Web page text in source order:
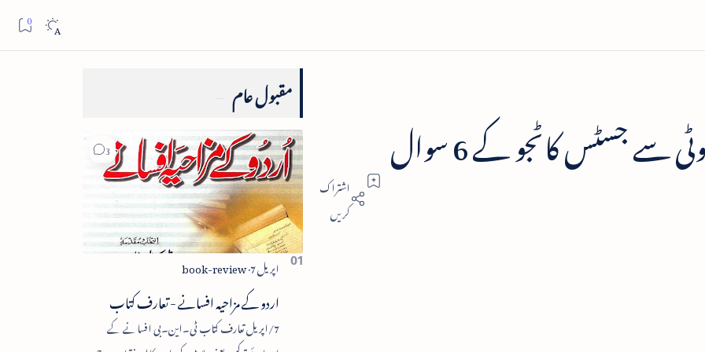
جسٹس کاٹجو کے 6 سوال
مقبول عام
اردو کے مزاحیہ افسانے - تعارف کتاب
7/اپریل تعارف کتاب ٹی۔این۔بی افسانے کے